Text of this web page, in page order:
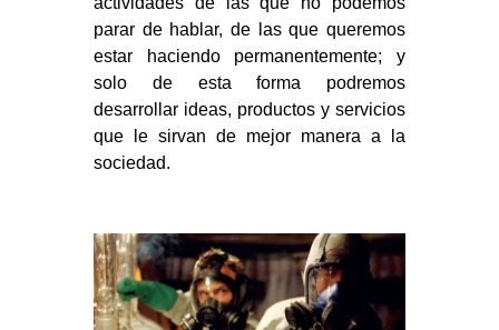
parar de hablar, de las que queremos
estar haciendo permanentemente; y
solo de esta forma podremos
desarrollar ideas, productos y servicios
que le sirvan de mejor manera a la
sociedad.